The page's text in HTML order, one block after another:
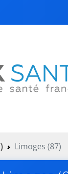
Limoges (87)